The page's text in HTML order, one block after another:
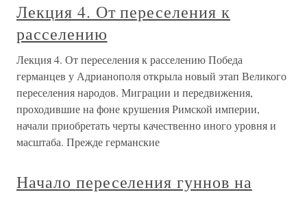
Лекция 4. От переселения к
расселению
Лекция 4. От переселения к расселению Победа
германцев у Адрианополя открыла новый этап Великого
переселения народов. Миграции и передвижения,
проходившие на фоне крушения Римской империи,
начали приобретать черты качественно иного уровня и
масштаба. Прежде германские
Начало переселения гуннов на